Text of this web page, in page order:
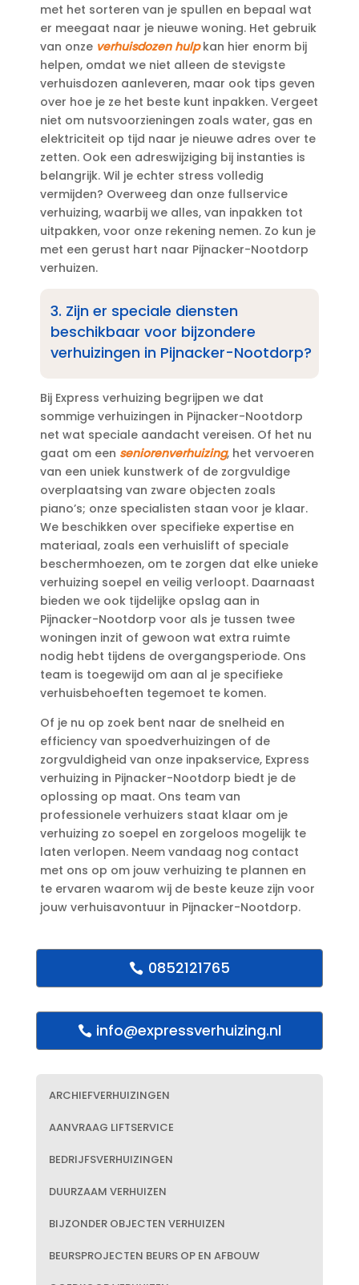
met het sorteren van je spullen en bepaal wat
er meegaat naar je nieuwe woning.​ Het gebruik
van onze verhuisdozen hulpkan hier enorm bij
helpen, omdat we niet alleen de stevigste
verhuisdozen aanleveren, maar ook tips geven
over hoe je ze het beste kunt inpakken.​ Vergeet
niet om nutsvoorzieningen zoals water, gas en
elektriciteit op tijd naar je nieuwe adres over te
zetten.​ Ook een adreswijziging bij instanties is
belangrijk.​ Wil je echter stress volledig
vermijden? Overweeg dan onze fullservice
verhuizing, waarbij we alles, van inpakken tot
uitpakken, voor onze rekening nemen.​ Zo kun je
met een gerust hart naar Pijnacker-Nootdorp
verhuizen.​
3.​ Zijn er speciale diensten
beschikbaar voor bijzondere
verhuizingen in Pijnacker-Nootdorp?
Bij Express verhuizing begrijpen we dat
sommige verhuizingen in Pijnacker-Nootdorp
net wat speciale aandacht vereisen.​ Of het nu
gaat om een seniorenverhuizing, het vervoeren
van een uniek kunstwerk of de zorgvuldige
overplaatsing van zware objecten zoals
piano’s; onze specialisten staan voor je klaar.​
We beschikken over specifieke expertise en
materiaal, zoals een verhuislift of speciale
beschermhoezen, om te zorgen dat elke unieke
verhuizing soepel en veilig verloopt.​ Daarnaast
bieden we ook tijdelijke opslag aan in
Pijnacker-Nootdorp voor als je tussen twee
woningen inzit of gewoon wat extra ruimte
nodig hebt tijdens de overgangsperiode.​ Ons
team is toegewijd om aan al je specifieke
verhuisbehoeften tegemoet te komen.​
Of je nu op zoek bent naar de snelheid en
efficiency van spoedverhuizingen of de
zorgvuldigheid van onze inpakservice, Express
verhuizing in Pijnacker-Nootdorp biedt je de
oplossing op maat.​ Ons team van
professionele verhuizers staat klaar om je
verhuizing zo soepel en zorgeloos mogelijk te
laten verlopen.​ Neem vandaag nog contact
met ons op om jouw verhuizing te plannen en
te ervaren waarom wij de beste keuze zijn voor
jouw verhuisavontuur in Pijnacker-Nootdorp.​
0852121765
info@expressverhuizing.nl
ARCHIEFVERHUIZINGEN
AANVRAAG LIFTSERVICE
BEDRIJFSVERHUIZINGEN
DUURZAAM VERHUIZEN
BIJZONDER OBJECTEN VERHUIZEN
BEURSPROJECTEN BEURS OP EN AFBOUW